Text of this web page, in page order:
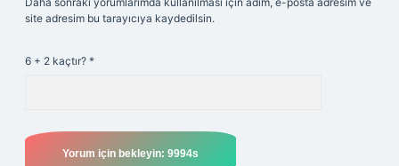
site adresim bu tarayıcıya kaydedilsin.
6 + 2 kaçtır? *